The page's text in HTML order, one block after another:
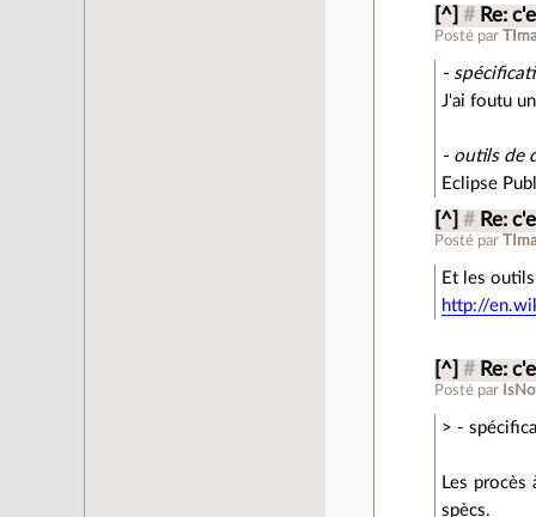
[^] # Re:
Posté par
-
J'ai foutu
- outils de
Eclipse
[^] # Re:
Posté par
Et les
http://
[^] # Re:
Posté par
> -
Les procès
spècs.